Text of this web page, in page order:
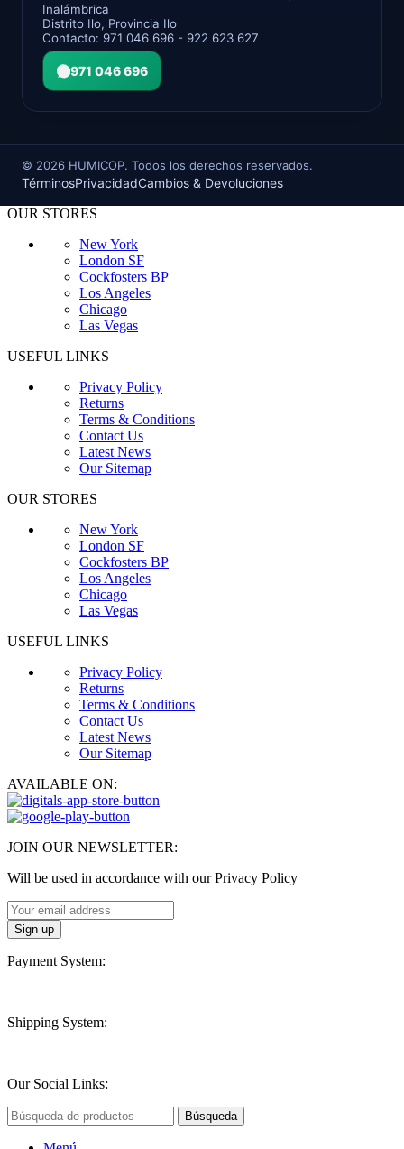
Inalámbrica
Distrito Ilo, Provincia Ilo
Contacto: 971 046 696 - 922 623 627
971 046 696
© 2026 HUMICOP. Todos los derechos reservados.
TérminosPrivacidadCambios & Devoluciones
OUR STORES
New York
London SF
Cockfosters BP
Los Angeles
Chicago
Las Vegas
USEFUL LINKS
Privacy Policy
Returns
Terms & Conditions
Contact Us
Latest News
Our Sitemap
OUR STORES
New York
London SF
Cockfosters BP
Los Angeles
Chicago
Las Vegas
USEFUL LINKS
Privacy Policy
Returns
Terms & Conditions
Contact Us
Latest News
Our Sitemap
AVAILABLE ON:
JOIN OUR NEWSLETTER:
Will be used in accordance with our Privacy Policy
Payment System:
Shipping System:
Our Social Links:
Búsqueda